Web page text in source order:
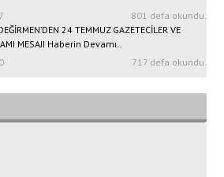
801 defa okundu.
24 TEMMUZ GAZETECİLER VE
MESAJI Haberin Devamı..
717 defa okundu.